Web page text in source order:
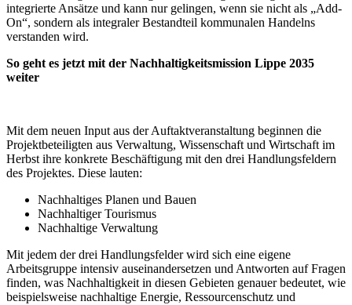
integrierte Ansätze und kann nur gelingen, wenn sie nicht als „Add-
On“, sondern als integraler Bestandteil kommunalen Handelns
verstanden wird.
So geht es jetzt mit der Nachhaltigkeitsmission Lippe 2035
weiter
Mit dem neuen Input aus der Auftaktveranstaltung beginnen die
Projektbeteiligten aus Verwaltung, Wissenschaft und Wirtschaft im
Herbst ihre konkrete Beschäftigung mit den drei Handlungsfeldern
des Projektes. Diese lauten:
Nachhaltiges Planen und Bauen
Nachhaltiger Tourismus
Nachhaltige Verwaltung
Mit jedem der drei Handlungsfelder wird sich eine eigene
Arbeitsgruppe intensiv auseinandersetzen und Antworten auf Fragen
finden, was Nachhaltigkeit in diesen Gebieten genauer bedeutet, wie
beispielsweise nachhaltige Energie, Ressourcenschutz und